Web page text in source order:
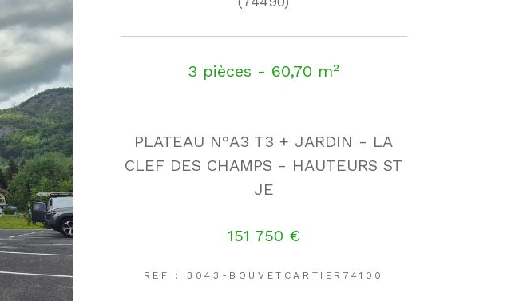
3 pièces - 60,70 m²
PLATEAU N°A3 T3 + JARDIN - LA
CLEF DES CHAMPS - HAUTEURS ST
JE
151 750 €
REF : 3043-BOUVETCARTIER74100